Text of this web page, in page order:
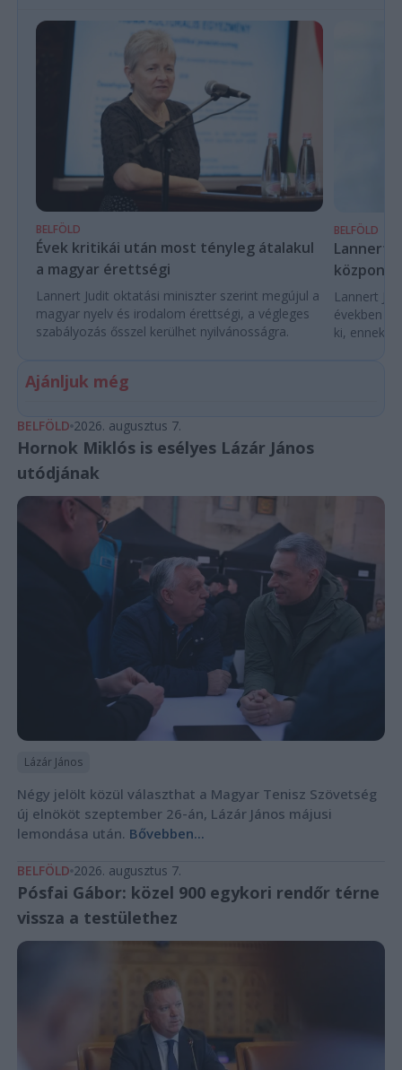
BELFÖLD
Évek kritikái után most tényleg átalakul
a magyar érettségi
Lannert Judit oktatási miniszter szerint megújul a
magyar nyelv és irodalom érettségi, a végleges
szabályozás ősszel kerülhet nyilvánosságra.
BELFÖLD
Lannert
Lannert
években
ki, ennek
Ajánljuk még
BELFÖLD 2026. augusztus 7.
Hornok Miklós is esélyes Lázár János
utódjának
Lázár János
Négy jelölt közül választhat a Magyar Tenisz Szövetség
új elnököt szeptember 26-án, Lázár János májusi
lemondása után. Bővebben...
BELFÖLD 2026. augusztus 7.
Pósfai Gábor: közel 900 egykori rendőr térne
vissza a testülethez